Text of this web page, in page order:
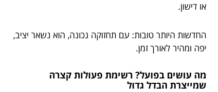
או דישון.
החדשות היותר טובות: עם תחזוקה נכונה, הוא נשאר יציב,
יפה ומהיר לאורך זמן.
מה עושים בפועל? רשימת פעולות קצרה
שמייצרת הבדל גדול